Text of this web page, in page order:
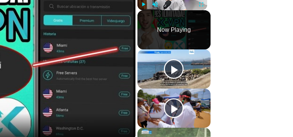
Play Unmute Fullscreen
Now Playing